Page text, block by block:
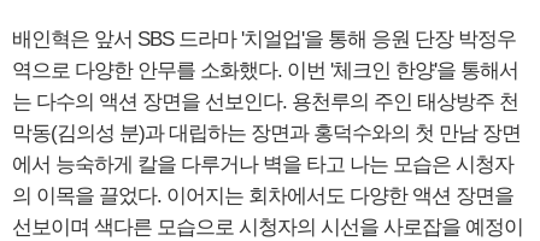
배인혁은 앞서 SBS 드라마 '치얼업'을 통해 응원 단장 박정우
역으로 다양한 안무를 소화했다. 이번 '체크인 한양'을 통해서
는 다수의 액션 장면을 선보인다. 용천루의 주인 태상방주 천
막동(김의성 분)과 대립하는 장면과 홍덕수와의 첫 만남 장면
에서 능숙하게 칼을 다루거나 벽을 타고 나는 모습은 시청자
의 이목을 끌었다. 이어지는 회차에서도 다양한 액션 장면을
선보이며 색다른 모습으로 시청자의 시선을 사로잡을 예정이